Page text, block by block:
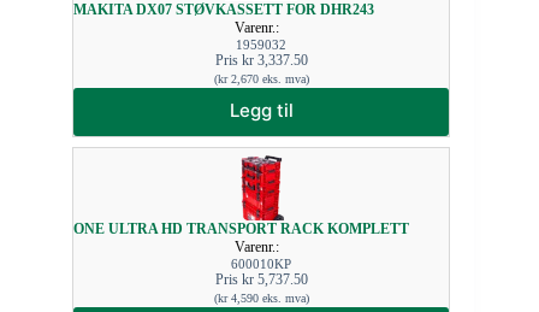
MAKITA DX07 STØVKASSETT FOR DHR243
Varenr.:
1959032
Pris kr3,337.50
(kr2,670eks. mva)
Legg til
ONE ULTRA HD TRANSPORT RACK KOMPLETT
Varenr.:
600010KP
Pris kr5,737.50
(kr4,590eks. mva)